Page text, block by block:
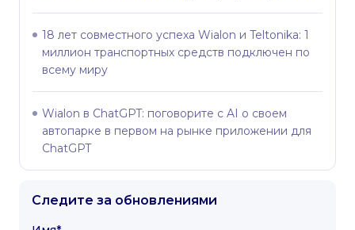
18 лет совместного успеха Wialon и Teltonika: 1
миллион транспортных средств подключен по
всему миру
Wialon в ChatGPT: поговорите с AI о своем
автопарке в первом на рынке приложении для
ChatGPT
Следите за обновлениями